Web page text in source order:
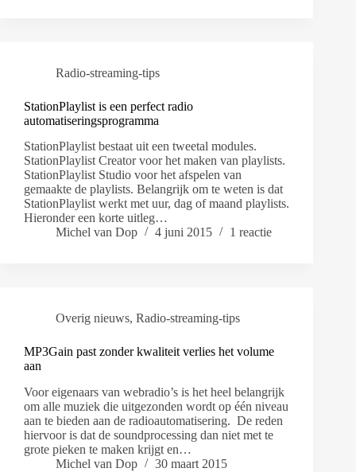
Radio-streaming-tips
StationPlaylist is een perfect radio
automatiseringsprogramma
StationPlaylist bestaat uit een tweetal modules.
StationPlaylist Creator voor het maken van playlists.
StationPlaylist Studio voor het afspelen van
gemaakte de playlists. Belangrijk om te weten is dat
StationPlaylist werkt met uur, dag of maand playlists.
Hieronder een korte uitleg…
Michel van Dop
4 juni 2015 1 reactie
Overig nieuws, Radio-streaming-tips
MP3Gain past zonder kwaliteit verlies het volume
aan
Voor eigenaars van webradio’s is het heel belangrijk
om alle muziek die uitgezonden wordt op één niveau
aan te bieden aan de radioautomatisering. De reden
hiervoor is dat de soundprocessing dan niet met te
grote pieken te maken krijgt en…
Michel van Dop
30 maart 2015